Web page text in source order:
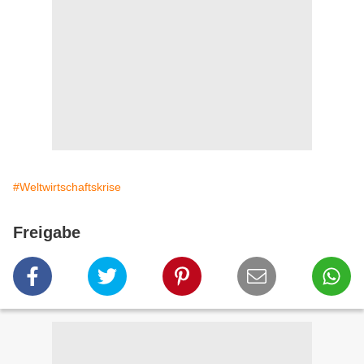
#Weltwirtschaftskrise
Freigabe